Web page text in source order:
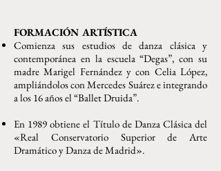
FORMACIÓN ARTÍSTICA
Comienza sus estudios de danza clásica y
contemporánea en la escuela “Degas”, con su
madre Marigel Fernández y con Celia López,
ampliándolos con Mercedes Suárez e integrando
a los 16 años el “Ballet Druida”.
En 1989 obtiene el Título de Danza Clásica del
«Real Conservatorio Superior de Arte
Dramático y Danza de Madrid».